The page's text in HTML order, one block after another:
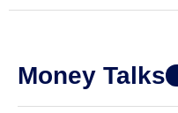
Money Talks